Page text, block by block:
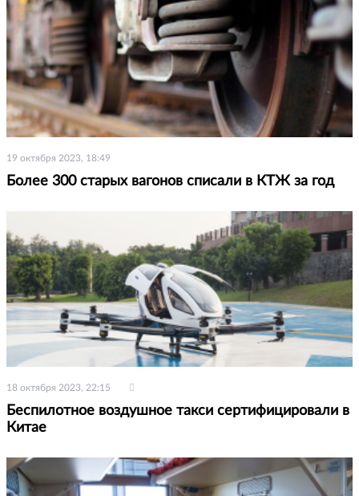
19 октября 2023, 18:49
Более 300 старых вагонов списали в КТЖ за год
18 октября 2023, 22:15
Беспилотное воздушное такси сертифицировали в
Китае